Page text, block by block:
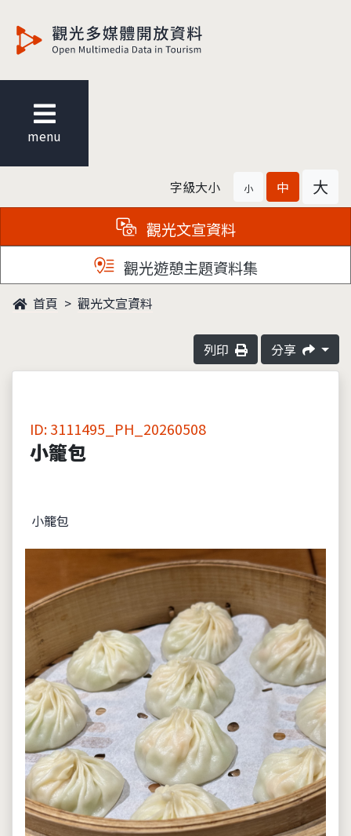
menu
字級大小 小 中 大
觀光文宣資料
觀光遊憩主題資料集
首頁 觀光文宣資料
列印 分享
ID: 3111495_PH_20260508
小籠包
小籠包